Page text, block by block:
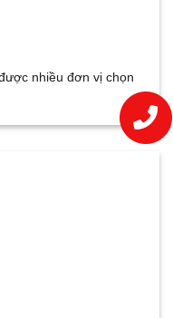
nhiều đơn vị chọn